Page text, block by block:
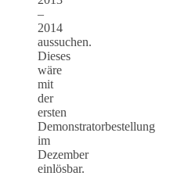
–
2014
aussuchen.
Dieses
wäre
mit
der
ersten
Demonstratorbestellung
im
Dezember
einlösbar.